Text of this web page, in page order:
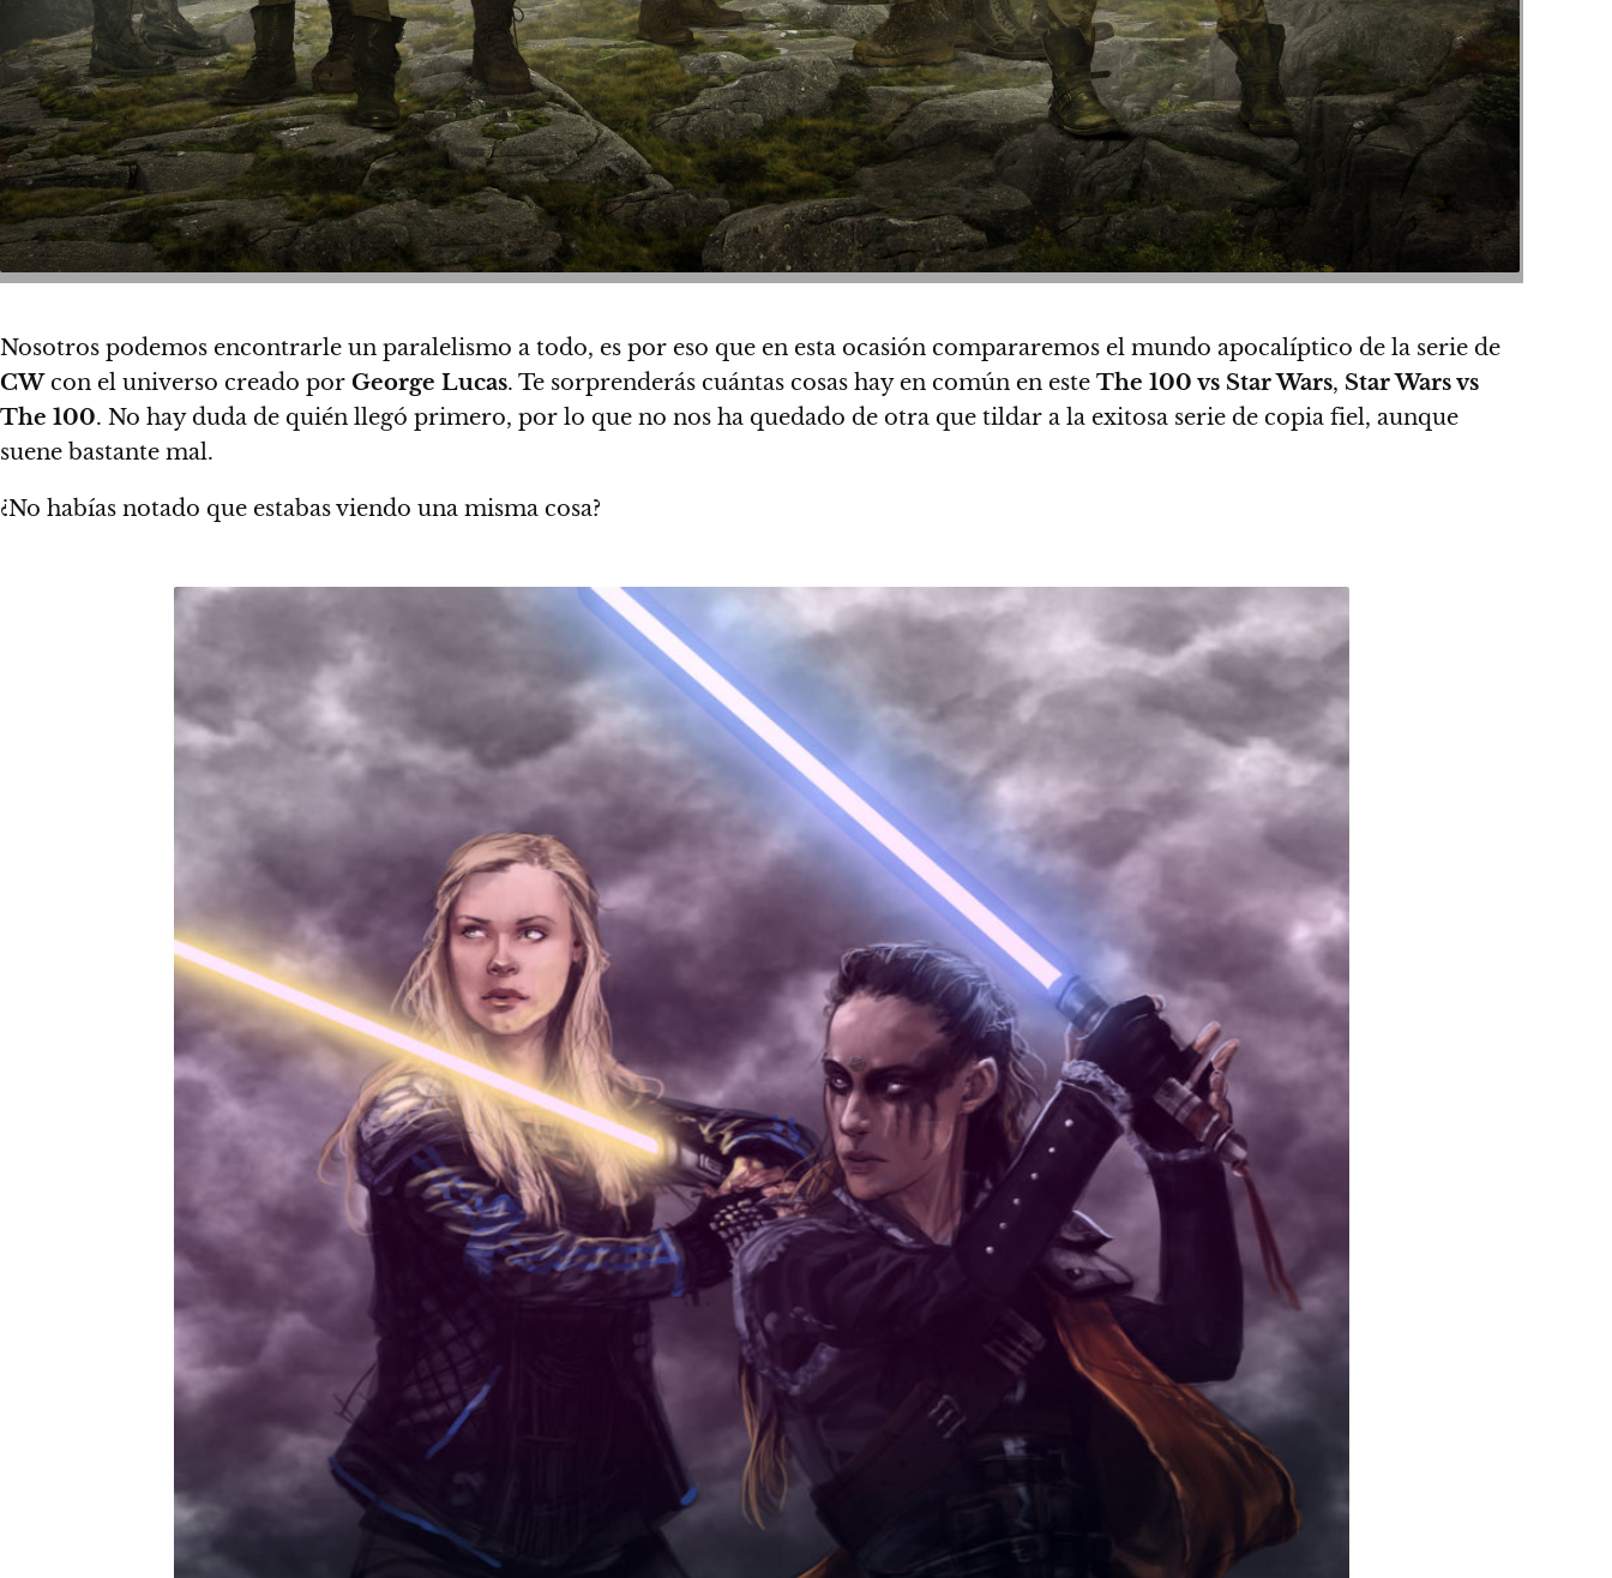
Nosotros podemos encontrarle un paralelismo a todo, es por eso que en esta ocasión compararemos el mundo apocalíptico de la serie de
CWcon el universo creado por George Lucas. Te sorprenderás cuántas cosas hay en común en este The 100 vs Star Wars, Star Wars vs
The 100. No hay duda de quién llegó primero, por lo que no nos ha quedado de otra que tildar a la exitosa serie de copia fiel, aunque
suene bastante mal.
¿No habías notado que estabas viendo una misma cosa?